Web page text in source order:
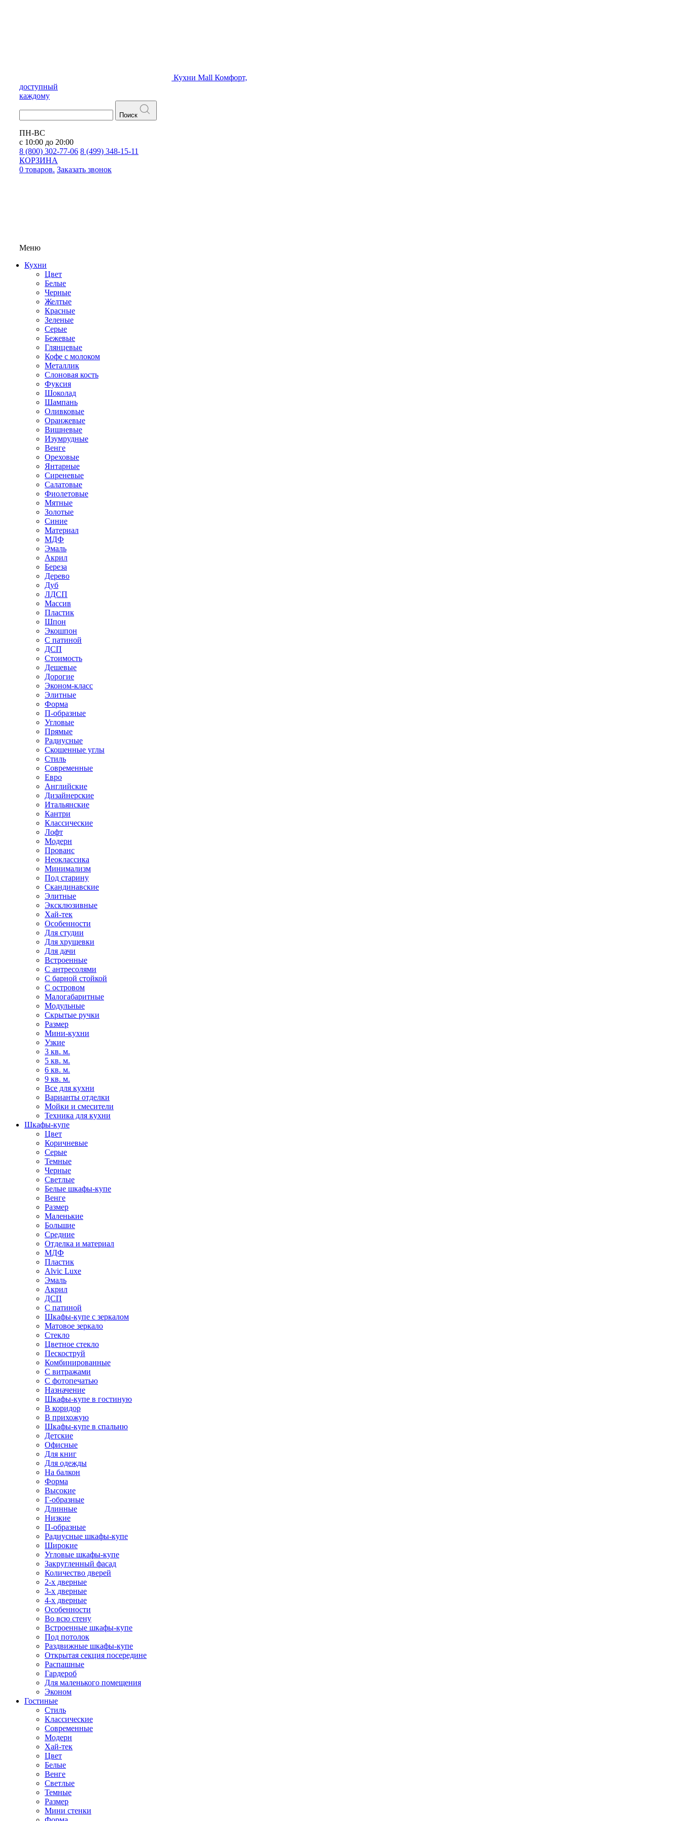
Кухни Mall Комфорт,
доступный
каждому
Поиск
ПН-ВС
с 10:00 до 20:00
8 (800) 302-77-06 8 (499) 348-15-11
КОРЗИНА
0 товаров. Заказать звонок
Меню
Кухни
Цвет
Белые
Черные
Желтые
Красные
Зеленые
Серые
Бежевые
Глянцевые
Кофе с молоком
Металлик
Слоновая кость
Фуксия
Шоколад
Шампань
Оливковые
Оранжевые
Вишневые
Изумрудные
Венге
Ореховые
Янтарные
Сиреневые
Салатовые
Фиолетовые
Мятные
Золотые
Синие
Материал
МДФ
Эмаль
Акрил
Береза
Дерево
Дуб
ЛДСП
Массив
Пластик
Шпон
Экошпон
С патиной
ДСП
Стоимость
Дешевые
Дорогие
Эконом-класс
Элитные
Форма
П-образные
Угловые
Прямые
Радиусные
Скошенные углы
Стиль
Современные
Евро
Английские
Дизайнерские
Итальянские
Кантри
Классические
Лофт
Модерн
Прованс
Неоклассика
Минимализм
Под старину
Скандинавские
Элитные
Эксклюзивные
Хай-тек
Особенности
Для студии
Для хрущевки
Для дачи
Встроенные
С антресолями
С барной стойкой
С островом
Малогабаритные
Модульные
Скрытые ручки
Размер
Мини-кухни
Узкие
3 кв. м.
5 кв. м.
6 кв. м.
9 кв. м.
Все для кухни
Варианты отделки
Мойки и смесители
Техника для кухни
Шкафы-купе
Цвет
Коричневые
Серые
Темные
Черные
Светлые
Белые шкафы-купе
Венге
Размер
Маленькие
Большие
Средние
Отделка и материал
МДФ
Пластик
Alvic Luxe
Эмаль
Акрил
ДСП
С патиной
Шкафы-купе с зеркалом
Матовое зеркало
Стекло
Цветное стекло
Пескоструй
Комбинированные
С витражами
С фотопечатью
Назначение
Шкафы-купе в гостиную
В коридор
В прихожую
Шкафы-купе в спальню
Детские
Офисные
Для книг
Для одежды
На балкон
Форма
Высокие
Г-образные
Длинные
Низкие
П-образные
Радиусные шкафы-купе
Широкие
Угловые шкафы-купе
Закругленный фасад
Количество дверей
2-х дверные
3-х дверные
4-х дверные
Особенности
Во всю стену
Встроенные шкафы-купе
Под потолок
Раздвижные шкафы-купе
Открытая секция посередине
Распашные
Гардероб
Для маленького помещения
Эконом
Гостиные
Стиль
Классические
Современные
Модерн
Хай-тек
Цвет
Белые
Венге
Светлые
Темные
Размер
Мини стенки